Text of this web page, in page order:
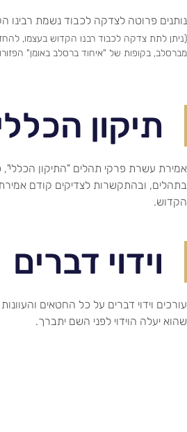
נותנים פרוטה לצדקה לכבוד נשמת רבינו
(ניתן לתת צדקה לכבוד רבנו הקדוש בעצמו,
מברסלב, בקופות של "איחוד ברסלב באומן"
תיקון
אמירת עשרת פרקי תהלים "התיקון
בתהלים, ובהתקשרות לצדיקים קודם
הקדוש.
וידוי דברים
עורכים וידוי דברים על כל החטאים
שהוא יעלה הוידוי לפני השם יתברך.